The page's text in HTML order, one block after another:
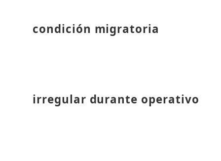
condición migratoria
irregular durante operativo